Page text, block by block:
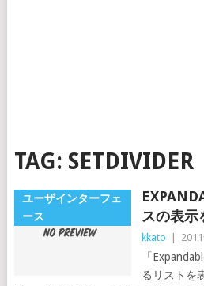
TAG: SETDIVIDER
ユーザインターフェ
ース
スの表示
kkato
「
るリストを